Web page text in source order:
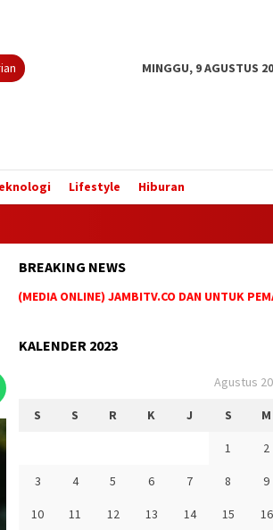
MINGGU, 9 AGUSTUS
Lifestyle Hiburan
BREAKING NEWS
ONLINE) JAMBITV.CO DAN UNTUK
KALENDER 2023
Agustus
S S R K J S M
1 2
3 4 5 6 7 8 9
10 11 12 13 14 15 16